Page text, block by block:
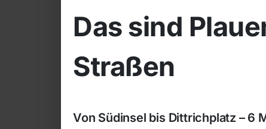
Das sind
Straßen
Von Südinsel bis Dittrichplatz – 6